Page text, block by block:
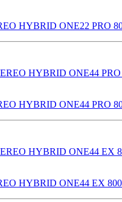
HYBRID ONE22 PRO
HYBRID ONE44 PRO
HYBRID ONE44 EX